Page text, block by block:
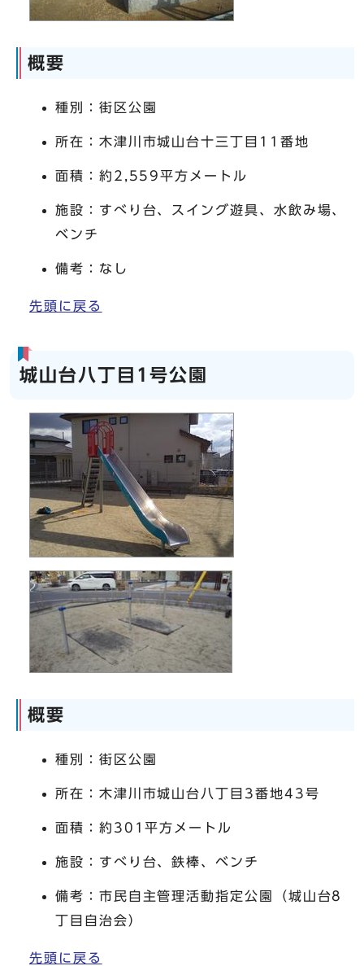
概要
種別：街区公園
所在：木津川市城山台十三丁目11番地
面積：約2,559平方メートル
施設：すべり台、スイング遊具、水飲み場、
ベンチ
備考：なし
先頭に戻る
城山台八丁目1号公園
概要
種別：街区公園
所在：木津川市城山台八丁目3番地43号
面積：約301平方メートル
施設：すべり台、鉄棒、ベンチ
備考：市民自主管理活動指定公園（城山台8
丁目自治会）
先頭に戻る